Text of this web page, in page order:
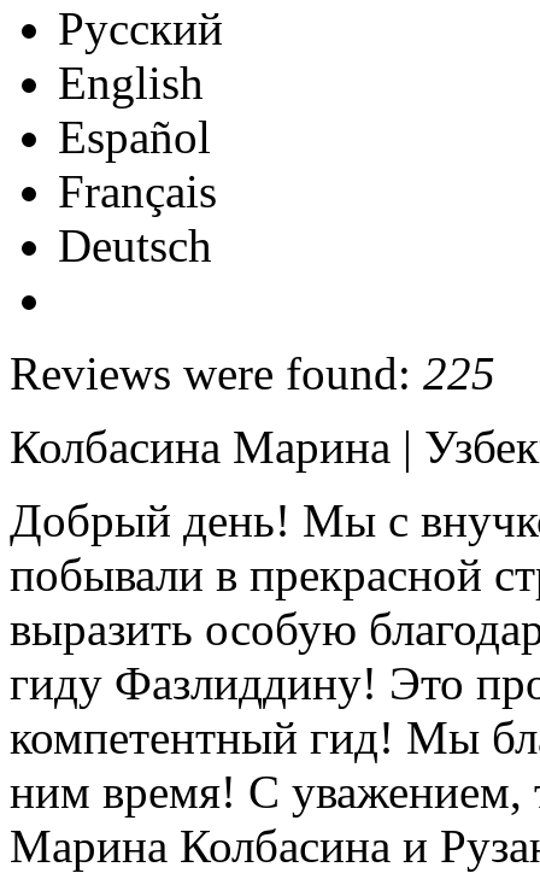
Русский
English
Español
Français
Deutsch
Reviews were found: 225
Колбасина Марина |
Добрый день! Мы с
побывали в прекрасной
выразить особую
гиду Фазлиддину! Это
компетентный гид! Мы
ним время! С уважением,
Марина Колбасина и